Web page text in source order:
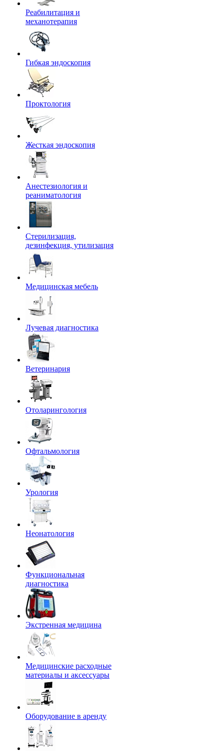
Реабилитация и
механотерапия
Гибкая эндоскопия
Проктология
Жесткая эндоскопия
Анестезиология и
реаниматология
Стерилизация,
дезинфекция, утилизация
Медицинская мебель
Лучевая диагностика
Ветеринария
Отоларингология
Офтальмология
Урология
Неонатология
Функциональная
диагностика
Экстренная медицина
Медицинские расходные
материалы и аксессуары
Оборудование в аренду